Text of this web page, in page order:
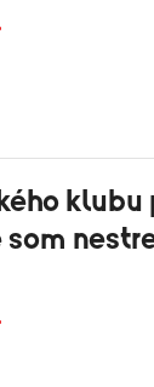
klubu
som